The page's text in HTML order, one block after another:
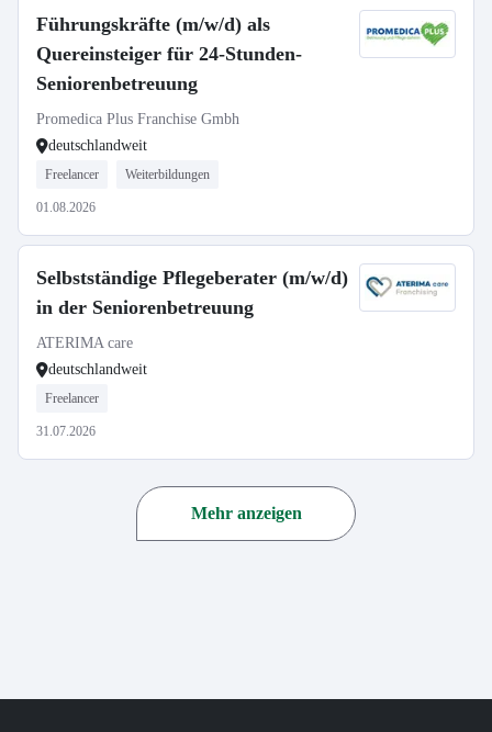
Führungskräfte (m/w/d) als
Quereinsteiger für 24-Stunden-
Seniorenbetreuung
Promedica Plus Franchise Gmbh
deutschlandweit
Freelancer Weiterbildungen
01.08.2026
Selbstständige Pflegeberater (m/w/d)
in der Seniorenbetreuung
ATERIMA care
deutschlandweit
Freelancer
31.07.2026
Mehr anzeigen